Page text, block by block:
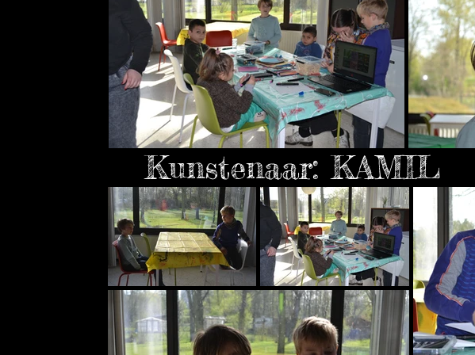
Kunstenaar: KAMIL